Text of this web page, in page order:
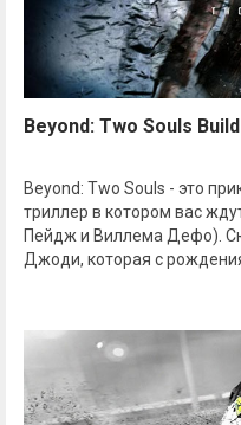
Beyond: Two Souls
Beyond: Two Souls - это
триллер в котором вас
Пейдж и Виллема Дефо).
Джоди, которая с